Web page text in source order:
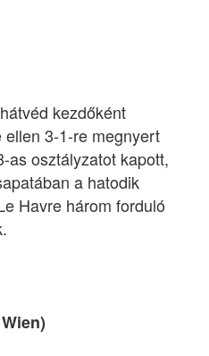
kezdőként
3-1-re megnyert
as osztályzatot kapott,
a hatodik
Havre három forduló